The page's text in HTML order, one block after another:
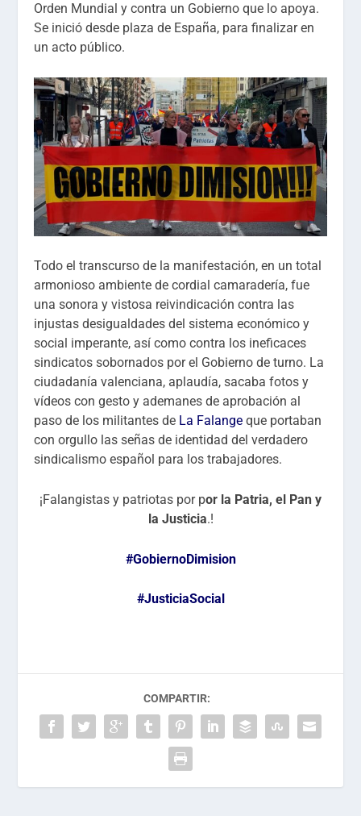
Orden Mundial y contra un Gobierno que lo apoya.
Se inició desde plaza de España, para finalizar en
un acto público.
Todo el transcurso de la manifestación, en un total
armonioso ambiente de cordial camaradería, fue
una sonora y vistosa reivindicación contra las
injustas desigualdades del sistema económico y
social imperante, así como contra los ineficaces
sindicatos sobornados por el Gobierno de turno. La
ciudadanía valenciana, aplaudía, sacaba fotos y
vídeos con gesto y ademanes de aprobación al
paso de los militantes de La Falange que portaban
con orgullo las señas de identidad del verdadero
sindicalismo español para los trabajadores.
¡Falangistas y patriotas por por la Patria, el Pan y
la Justicia.!
#GobiernoDimision
#JusticiaSocial
COMPARTIR: